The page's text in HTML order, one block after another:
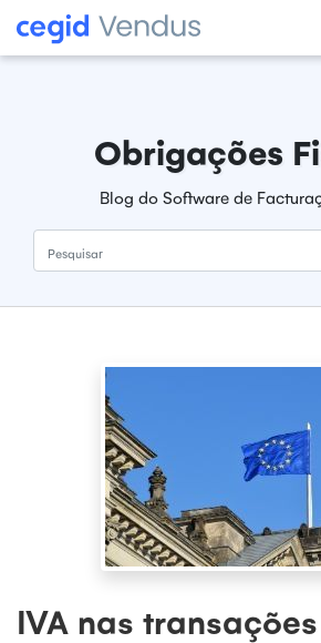
Obrigações
Blog do Software de
IVA nas transações